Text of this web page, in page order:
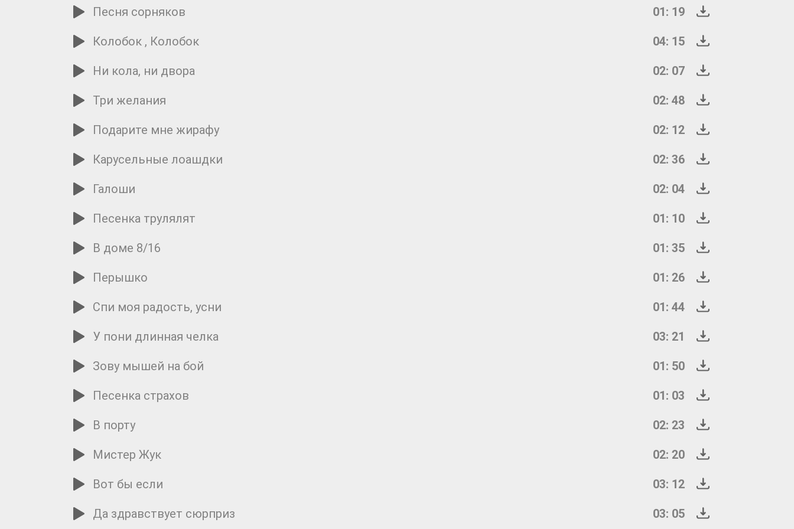
Песня сорняков
01: 19
Колобок , Колобок
04: 15
Ни кола, ни двора
02: 07
Три желания
02: 48
Подарите мне жирафу
02: 12
Карусельные лоашдки
02: 36
Галоши
02: 04
Песенка трулялят
01: 10
В доме 8/16
01: 35
Перышко
01: 26
Спи моя радость, усни
01: 44
У пони длинная челка
03: 21
Зову мышей на бой
01: 50
Песенка страхов
01: 03
В порту
02: 23
Мистер Жук
02: 20
Вот бы если
03: 12
Да здравствует сюрприз
03: 05